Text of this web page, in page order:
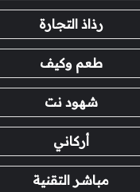
رذاذ التجارة
طعم وكيف
شهود نت
أركاني
مباشر التقنية